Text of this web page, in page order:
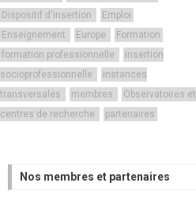
Dispositif d'insertion
Emploi
Enseignement
Europe
Formation
formation professionnelle
Insertion
socioprofessionnelle
instances
transversales
membres
Observatoires et
centres de recherche
partenaires
Nos membres et partenaires